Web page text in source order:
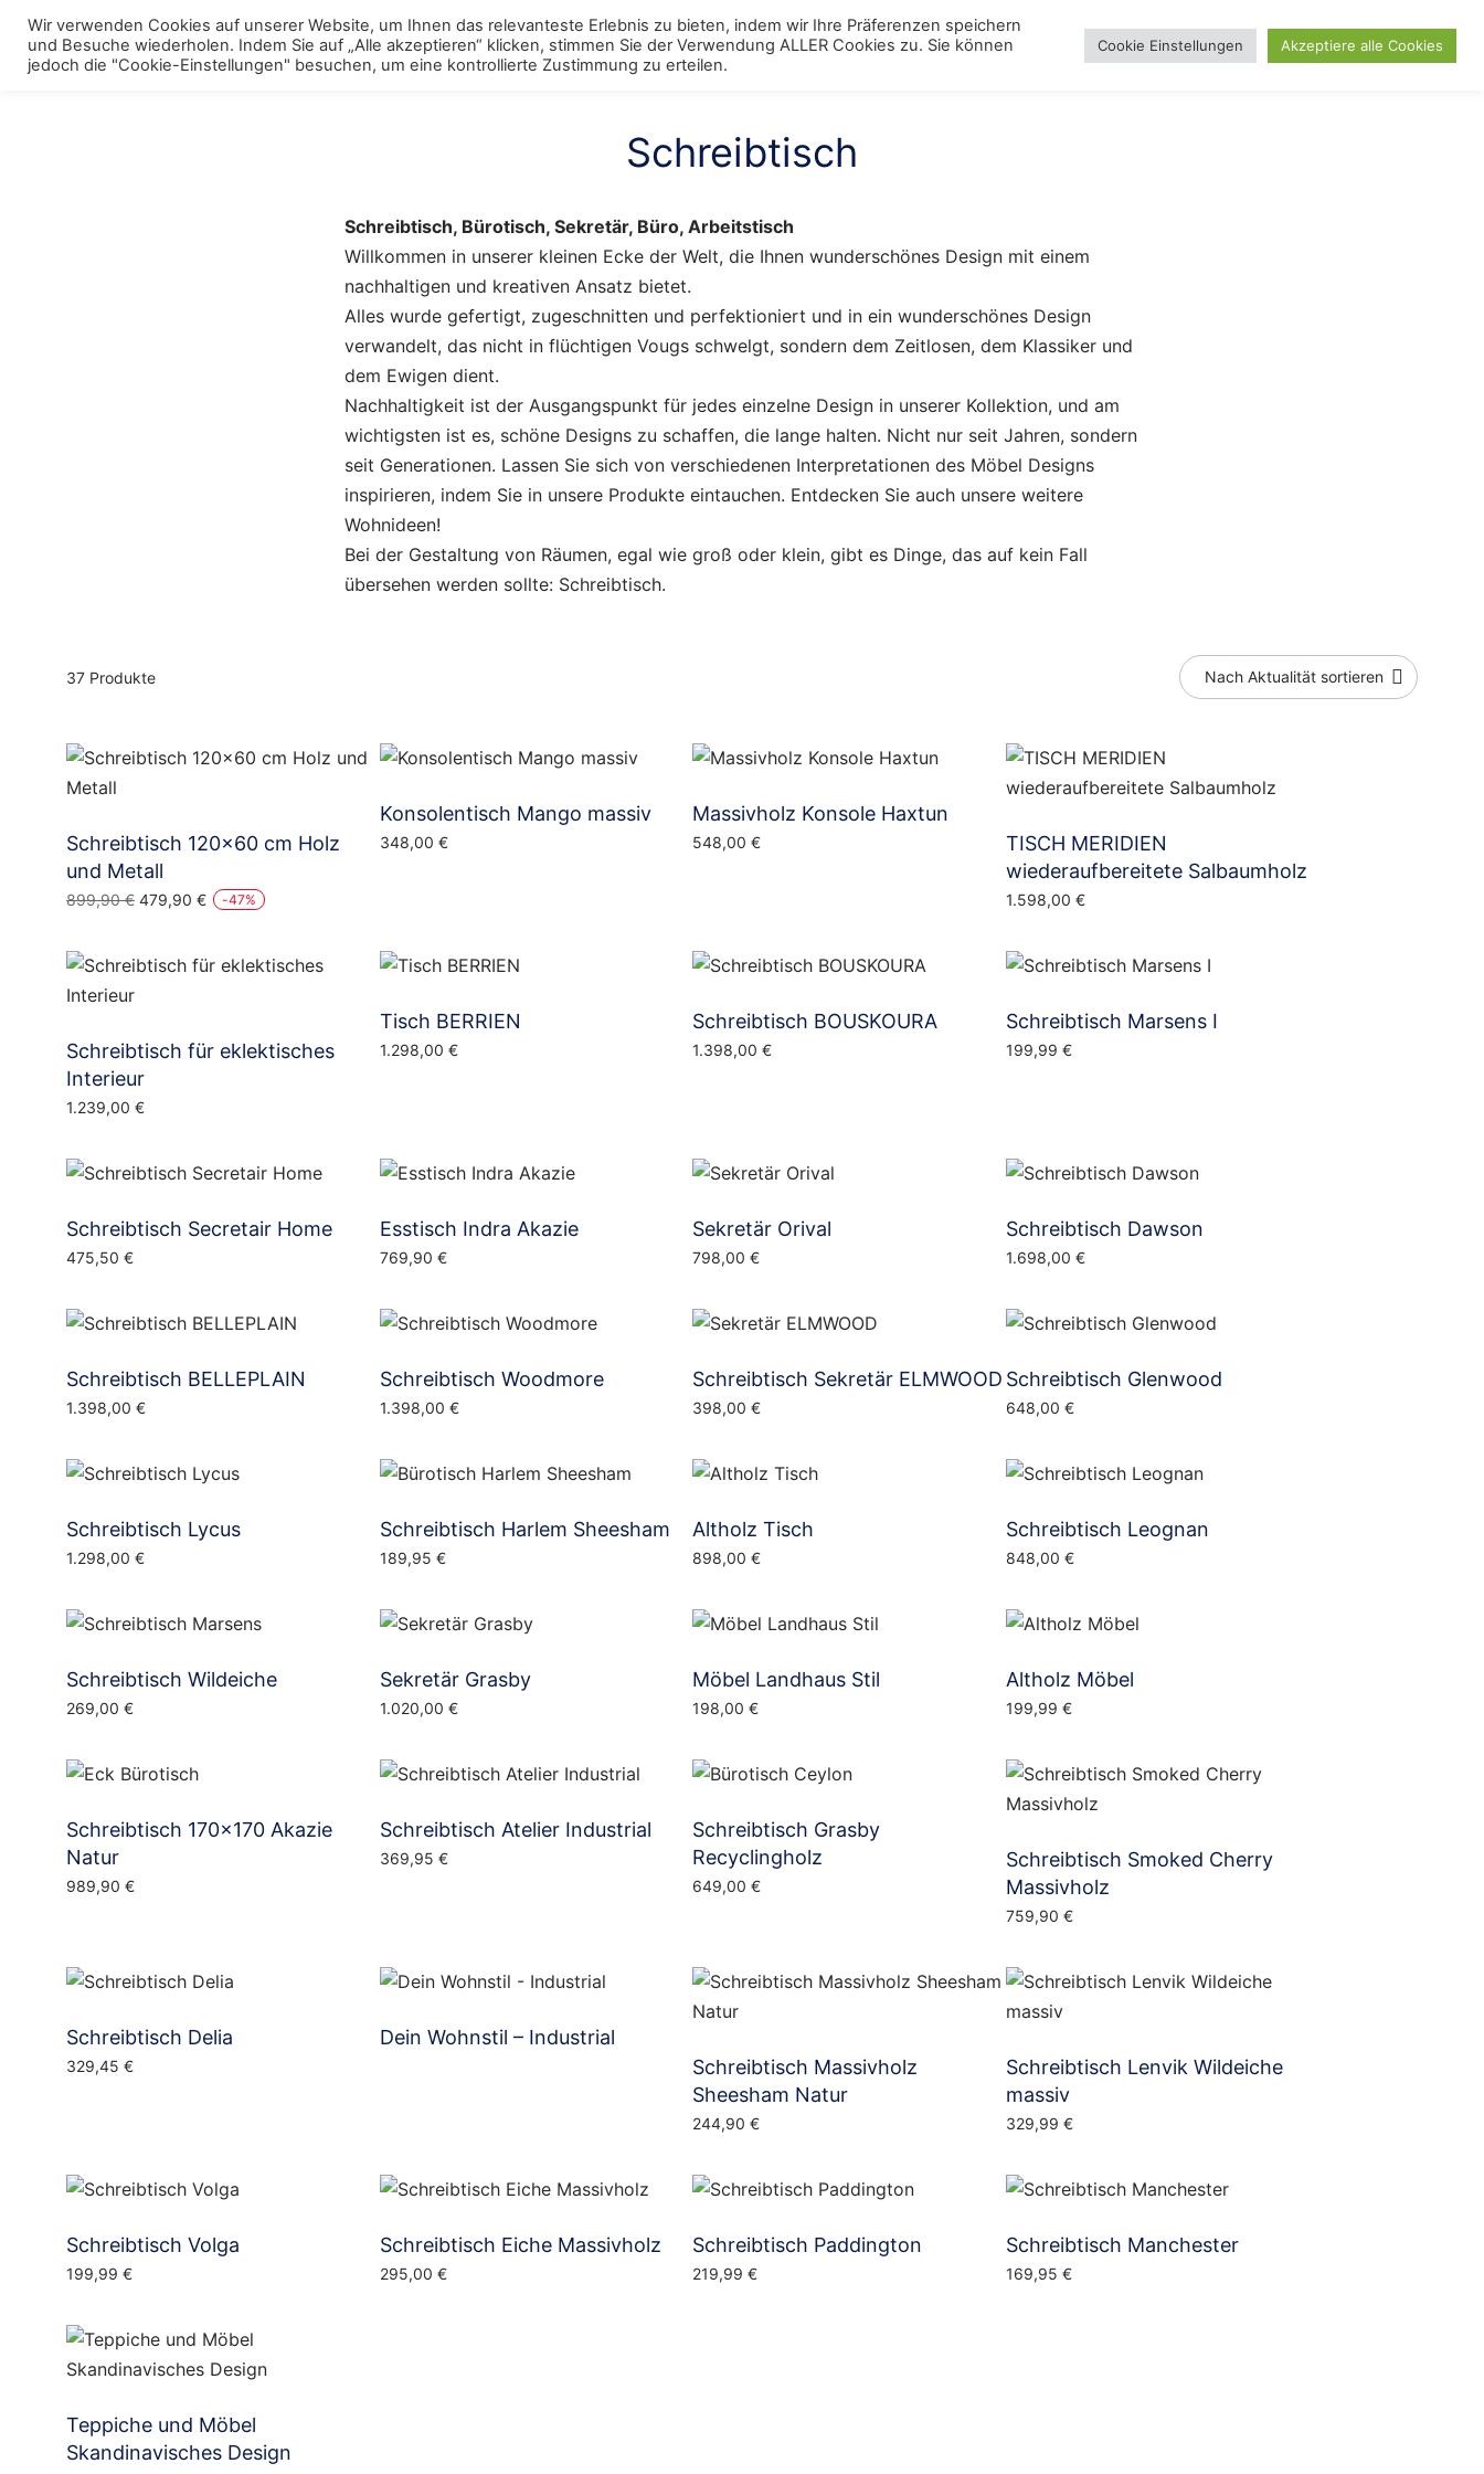
Skip
content
Menu Polstermöbel
Toggle
menu
Schränke
Toggle
menu
Tische
Toggle
menu
Stühle
ToggleRegale
Toggle
Bett
ToggleLampen
ToggleBlog Day Search
Schreibtisch
Schreibtisch, Bürotisch, Sekretär, Büro, Arbeitstisch
Willkommen in unserer kleinen Ecke der Welt, die Ihnen wunderschönes Design mit einem
nachhaltigen und kreativen Ansatz bietet.
Alles wurde gefertigt, zugeschnitten und perfektioniert und in ein wunderschönes Design
verwandelt, das nicht in flüchtigen Vougs schwelgt, sondern dem Zeitlosen, dem Klassiker und
dem Ewigen dient.
Nachhaltigkeit ist der Ausgangspunkt für jedes einzelne Design in unserer Kollektion, und am
wichtigsten ist es, schöne Designs zu schaffen, die lange halten. Nicht nur seit Jahren, sondern
seit Generationen. Lassen Sie sich von verschiedenen Interpretationen des Möbel Designs
inspirieren, indem Sie in unsere Produkte eintauchen. Entdecken Sie auch unsere weitere
Wohnideen!
Bei der Gestaltung von Räumen, egal wie groß oder klein, gibt es Dinge, das auf kein Fall
übersehen werden sollte: Schreibtisch.
37 Produkte
Schreibtisch 120×60 cm Holz
und Metall
899,90€ Ursprünglicher
899,90 €
479,90 €Aktueller
479,90 €.
-47%
Konsolentisch Mango massiv
348,00 €
Massivholz Konsole Haxtun
548,00 €
TISCH MERIDIEN
wiederaufbereitete Salbaumholz
1.598,00 €
Schreibtisch für eklektisches
Interieur
1.239,00 €
Tisch BERRIEN
1.298,00 €
Schreibtisch BOUSKOURA
1.398,00 €
Schreibtisch Marsens I
199,99 €
Schreibtisch Secretair Home
475,50 €
Esstisch Indra Akazie
769,90 €
Sekretär Orival
798,00 €
Schreibtisch Dawson
1.698,00 €
Schreibtisch BELLEPLAIN
1.398,00 €
Schreibtisch Woodmore
1.398,00 €
Schreibtisch Sekretär ELMWOOD
398,00 €
Schreibtisch Glenwood
648,00 €
Schreibtisch Lycus
1.298,00 €
Schreibtisch Harlem Sheesham
189,95 €
Altholz Tisch
898,00 €
Schreibtisch Leognan
848,00 €
Schreibtisch Wildeiche
269,00 €
Sekretär Grasby
1.020,00 €
Möbel Landhaus Stil
198,00 €
Altholz Möbel
199,99 €
Schreibtisch 170×170 Akazie
Natur
989,90 €
Schreibtisch Atelier Industrial
369,95 €
Schreibtisch Grasby
Recyclingholz
649,00 €
Schreibtisch Smoked Cherry
Massivholz
759,90 €
Schreibtisch Delia
329,45 €
Dein Wohnstil – Industrial
Schreibtisch Massivholz
Sheesham Natur
244,90 €
Schreibtisch Lenvik Wildeiche
massiv
329,99 €
Schreibtisch Volga
199,99 €
Schreibtisch Eiche Massivholz
295,00 €
Schreibtisch Paddington
219,99 €
Schreibtisch Manchester
169,95 €
Teppiche und Möbel
Skandinavisches Design
Wir verwenden Cookies auf unserer Website, um Ihnen das relevanteste Erlebnis zu bieten, indem wir Ihre Präferenzen speichern
und Besuche wiederholen. Indem Sie auf „Alle akzeptieren“ klicken, stimmen Sie der Verwendung ALLER Cookies zu. Sie können
jedoch die "Cookie-Einstellungen" besuchen, um eine kontrollierte Zustimmung zu erteilen.
Cookie Einstellungen Akzeptiere alle Cookies